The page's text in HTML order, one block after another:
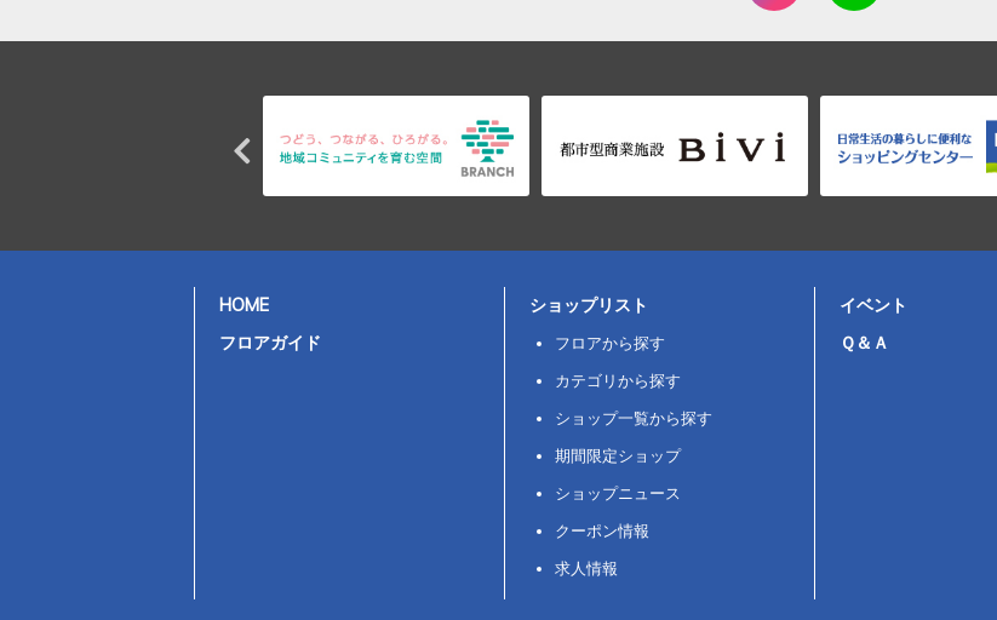
HOME
フロアガイド
ショップリスト
フロアから探す
カテゴリから探す
ショップ一覧から探す
期間限定ショップ
ショップニュース
クーポン情報
求人情報
イベント
Ｑ＆Ａ